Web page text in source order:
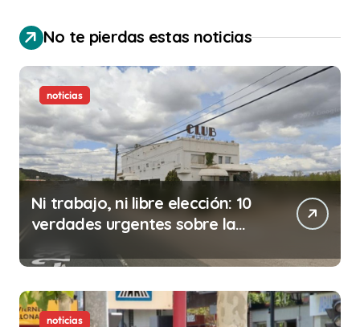
No te pierdas estas noticias
noticias
Ni trabajo, ni libre elección: 10
verdades urgentes sobre la
noticias